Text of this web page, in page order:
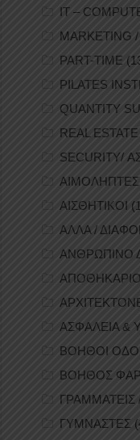
IT –
MARKETING
PART-TIME
PILATES
QUANTITY
REAL ESTATE
SECURITY/
ΑΙΜΟΛΗΠΤΕΣ
ΑΙΣΘΗΤΙΚΟΙ
ΑΛΛΑ /
ΑΝΘΡΩΠΙΝΟ
ΑΣΦΑΛΕΙΑ &
ΒΟΗΘΟΙ
ΒΟΗΘΟΣ
ΓΡΑΜΜΑΤΕΙΣ
ΓΥΜΝΑΣΤΕΣ